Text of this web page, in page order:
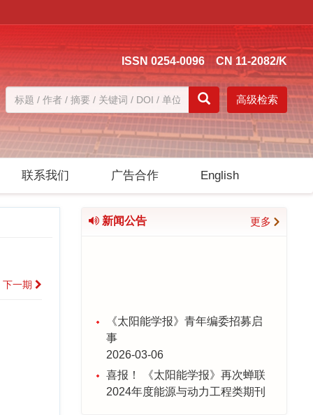
ISSN 0254-0096 CN 11-2082/K
高级检索
联系我们 广告合作 English
下一期
新闻公告 更多
事
2026-03-06
2024年度能源与动力工程类期刊
影响力第一名！